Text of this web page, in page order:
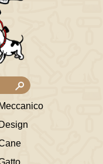
Meccanico
Design